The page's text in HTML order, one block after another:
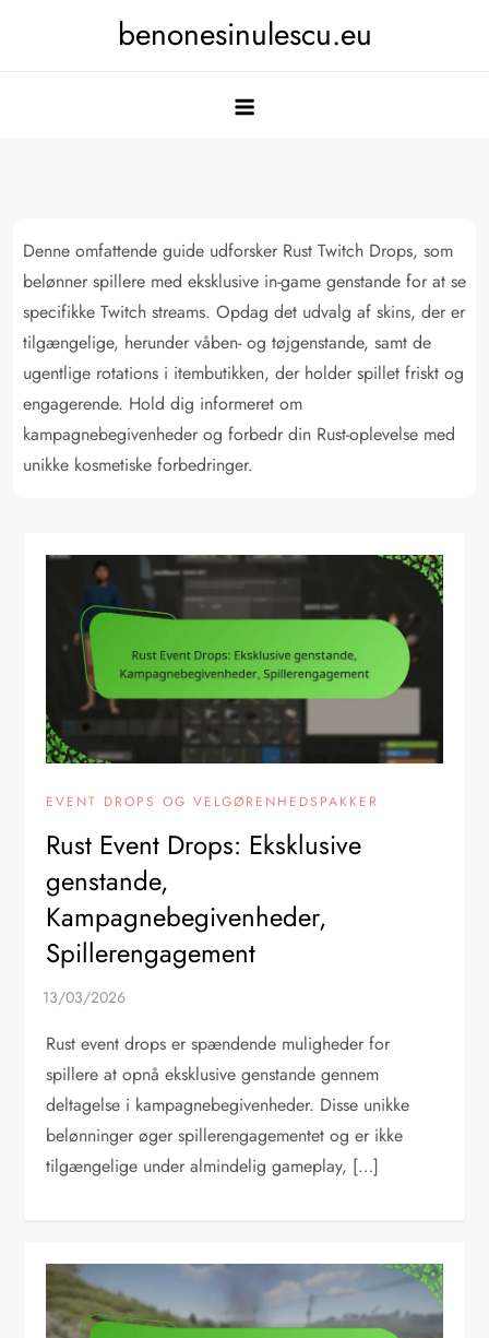
benonesinulescu.eu
Denne omfattende guide udforsker Rust Twitch Drops, som
belønner spillere med eksklusive in-game genstande for at se
specifikke Twitch streams. Opdag det udvalg af skins, der er
tilgængelige, herunder våben- og tøjgenstande, samt de
ugentlige rotations i itembutikken, der holder spillet friskt og
engagerende. Hold dig informeret om
kampagnebegivenheder og forbedr din Rust-oplevelse med
unikke kosmetiske forbedringer.
EVENT DROPS OG VELGØRENHEDSPAKKER
Rust Event Drops: Eksklusive
genstande,
Kampagnebegivenheder,
Spillerengagement
Rust event drops er spændende muligheder for
spillere at opnå eksklusive genstande gennem
deltagelse i kampagnebegivenheder. Disse unikke
belønninger øger spillerengagementet og er ikke
tilgængelige under almindelig gameplay, […]